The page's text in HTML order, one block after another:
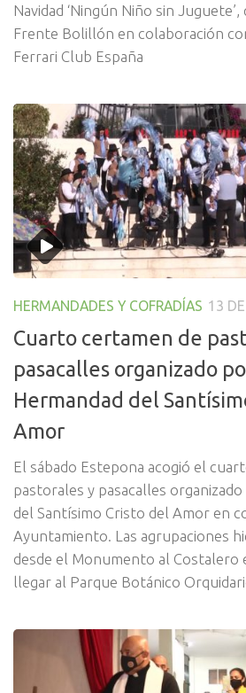
Navidad ‘Ningún Niño sin
Frente Bolillón en colaboración
Ferrari Club España
HERMANDADES Y COFRADÍAS 13
Cuarto certamen de
pasacalles organizado
Hermandad del
Amor
El sábado Estepona acogió el
pastorales y pasacalles
del Santísimo Cristo del Amor en
Ayuntamiento. Las agrupaciones
desde el Monumento al Costalero
llegar al Parque Botánico